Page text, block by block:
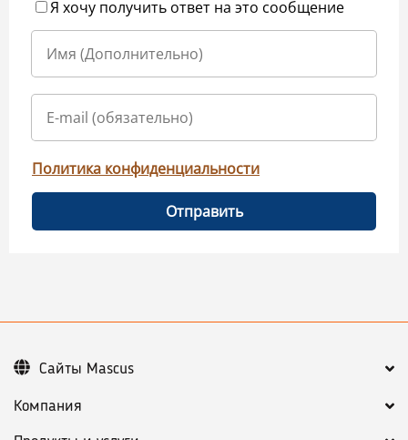
Я хочу получить ответ на это сообщение
Политика конфиденциальности
Отправить
Компания
Сайты Mascus